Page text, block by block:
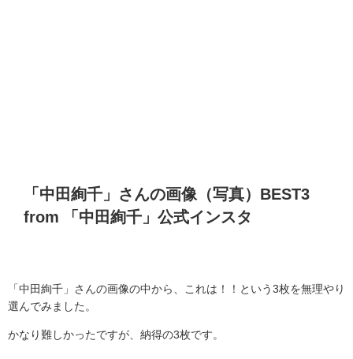
「中田絢千」さんの画像（写真） BEST3
from
「中田絢千」公式インスタ
「中田絢千」さんの画像の中から、これは！！という3枚を無理やり
選んでみました。
かなり難しかったですが、納得の3枚です。